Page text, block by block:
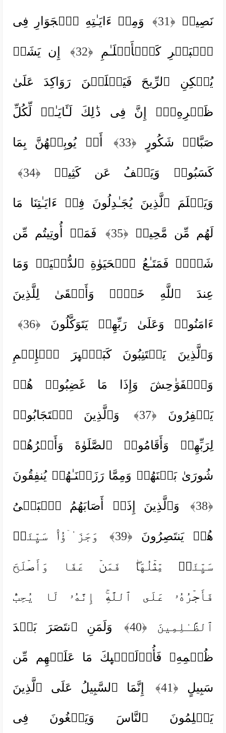
نَصِیرࣲ ﴿31﴾ وَمِنۡ ءَایَـٰتِهِ ٱلۡجَوَارِ فِی
ٱلۡبَحۡرِ كَٱلۡأَعۡلَـٰمِ ﴿32﴾ إِن یَشَأۡ
یُسۡكِنِ ٱلرِّیحَ فَیَظۡلَلۡنَ رَوَاكِدَ عَلَىٰ
ظَهۡرِهِۦۤۚ إِنَّ فِی ذَ ٰ⁠لِكَ لَـَٔایَـٰتࣲ لِّكُلِّ
صَبَّارࣲ شَكُورٍ ﴿33﴾ أَوۡ یُوبِقۡهُنَّ بِمَا
كَسَبُوا۟ وَیَعۡفُ عَن كَثِیرࣲ ﴿34﴾
وَیَعۡلَمَ ٱلَّذِینَ یُجَـٰدِلُونَ فِیۤ ءَایَـٰتِنَا مَا
لَهُم مِّن مَّحِیصࣲ ﴿35﴾ فَمَاۤ أُوتِیتُم مِّن
شَیۡءࣲ فَمَتَـٰعُ ٱلۡحَیَوٰةِ ٱلدُّنۡیَاۚ وَمَا
عِندَ ٱللَّهِ خَیۡرࣱ وَأَبۡقَىٰ لِلَّذِینَ
ءَامَنُوا۟ وَعَلَىٰ رَبِّهِمۡ یَتَوَكَّلُونَ ﴿36﴾
وَٱلَّذِینَ یَجۡتَنِبُونَ كَبَـٰۤىِٕرَ ٱلۡإِثۡمِ
وَٱلۡفَوَ ٰ⁠حِشَ وَإِذَا مَا غَضِبُوا۟ هُمۡ
یَغۡفِرُونَ ﴿37﴾ وَٱلَّذِینَ ٱسۡتَجَابُوا۟
لِرَبِّهِمۡ وَأَقَامُوا۟ ٱلصَّلَوٰةَ وَأَمۡرُهُمۡ
شُورَىٰ بَیۡنَهُمۡ وَمِمَّا رَزَقۡنَـٰهُمۡ یُنفِقُونَ
﴿38﴾ وَٱلَّذِینَ إِذَاۤ أَصَابَهُمُ ٱلۡبَغۡیُ
هُمۡ یَنتَصِرُونَ ﴿39﴾ وَجَزَ ٰ⁠ۤؤُا۟ سَیِّئَةࣲ
سَیِّئَةࣱ مِّثۡلُهَاۖ فَمَنۡ عَفَا وَأَصۡلَحَ
فَأَجۡرُهُۥ عَلَى ٱللَّهِۚ إِنَّهُۥ لَا یُحِبُّ
ٱلظَّـٰلِمِینَ ﴿40﴾ وَلَمَنِ ٱنتَصَرَ بَعۡدَ
ظُلۡمِهِۦ فَأُو۟لَـٰۤىِٕكَ مَا عَلَیۡهِم مِّن
سَبِیلٍ ﴿41﴾ إِنَّمَا ٱلسَّبِیلُ عَلَى ٱلَّذِینَ
یَظۡلِمُونَ ٱلنَّاسَ وَیَبۡغُونَ فِی